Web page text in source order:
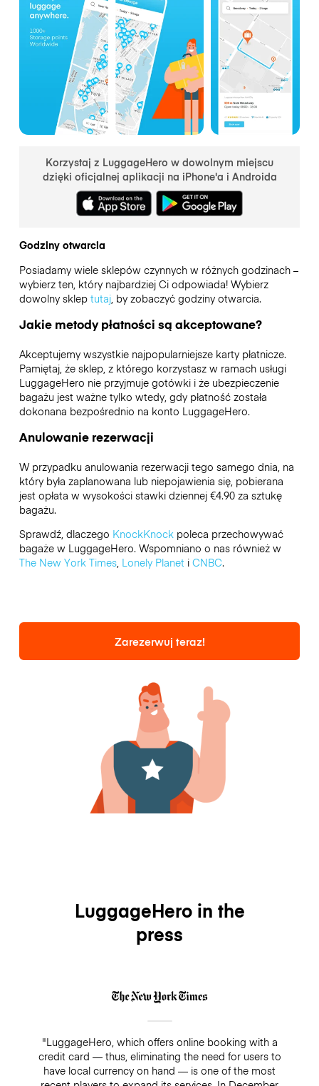
Korzystaj z LuggageHero w dowolnym miejscu
dzięki oficjalnej aplikacji na iPhone'a i Androida
Godziny otwarcia
Posiadamy wiele sklepów czynnych w różnych godzinach –
wybierz ten, który najbardziej Ci odpowiada! Wybierz
dowolny sklep tutaj, by zobaczyć godziny otwarcia.
Jakie metody płatności są akceptowane?
Akceptujemy wszystkie najpopularniejsze karty płatnicze.
Pamiętaj, że sklep, z którego korzystasz w ramach usługi
LuggageHero nie przyjmuje gotówki i że ubezpieczenie
bagażu jest ważne tylko wtedy, gdy płatność została
dokonana bezpośrednio na konto LuggageHero.
Anulowanie rezerwacji
W przypadku anulowania rezerwacji tego samego dnia, na
który była zaplanowana lub niepojawienia się, pobierana
jest opłata w wysokości stawki dziennej €4.90 za sztukę
bagażu.
Sprawdź, dlaczego KnockKnockpoleca przechowywać
bagaże w LuggageHero. Wspomniano o nas również w
The New York Times, Lonely Planeti CNBC.
Zarezerwuj teraz!
LuggageHero in the
press
"LuggageHero, which offers online booking with a
credit card — thus, eliminating the need for users to
have local currency on hand — is one of the most